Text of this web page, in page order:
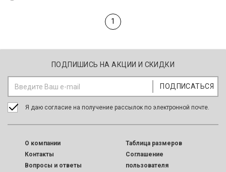
1
ПОДПИШИСЬ НА АКЦИИ И СКИДКИ
Я даю согласие на получение рассылок по электронной почте.
O компании
Контакты
Вопросы и ответы
Таблица размеров
Соглашение
пользователя